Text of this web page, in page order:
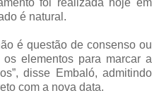
é natural.
é questão de consenso ou
elementos para marcar a
disse Embaló, admitindo
com a nova data.